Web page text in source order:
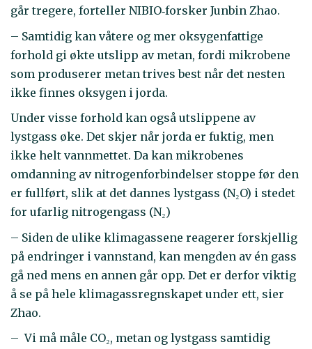
går tregere, forteller NIBIO‑forsker Junbin Zhao.
– Samtidig kan våtere og mer oksygenfattige
forhold gi økte utslipp av metan, fordi mikrobene
som produserer metan trives best når det nesten
ikke finnes oksygen i jorda.
Under visse forhold kan også utslippene av
lystgass øke. Det skjer når jorda er fuktig, men
ikke helt vannmettet. Da kan mikrobenes
omdanning av nitrogenforbindelser stoppe før den
er fullført, slik at det dannes lystgass (N₂O) i stedet
for ufarlig nitrogen­gass (N₂)
– Siden de ulike klimagassene reagerer forskjellig
på endringer i vannstand, kan mengden av én gass
gå ned mens en annen går opp. Det er derfor viktig
å se på hele klimagassregnskapet under ett, sier
Zhao.
– Vi må måle CO₂, metan og lystgass samtidig